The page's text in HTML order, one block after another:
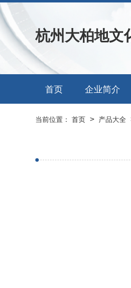
杭州大柏地文
首页 企业简介
当前位置： 首页 > 产品大全